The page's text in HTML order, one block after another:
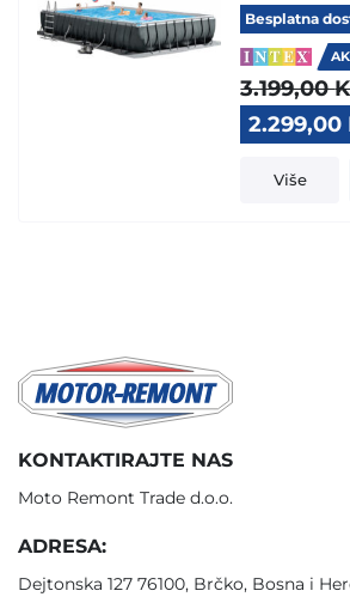
Besplatna
3.199,00
Original
price
was:
3.199,00
2.299,00
Više
KONTAKTIRAJTE NAS
Moto Remont Trade d.o.o.
ADRESA:
Dejtonska 127 76100, Brčko, Bosna i